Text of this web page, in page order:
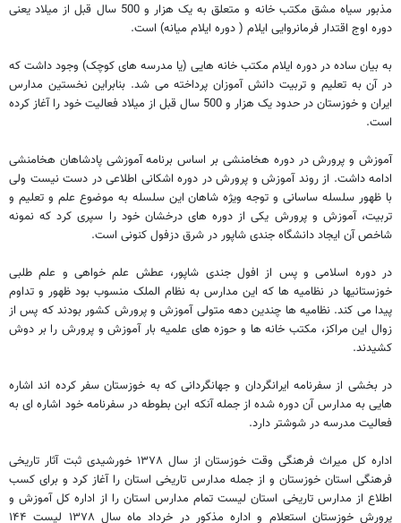
مذبور سیاه مشق مکتب خانه و متعلق به یک هزار و 500 سال قبل از میلاد یعنی
دوره اوج اقتدار فرمانروایی ایلام ( دوره ایلام میانه) است.
به بیان ساده در دوره ایلام مکتب خانه هایی (یا مدرسه های کوچک) وجود داشت که
در آن به تعلیم و تربیت دانش آموزان پرداخته می شد. بنابراین نخستین مدارس
ایران و خوزستان در حدود یک هزار و 500 سال قبل از میلاد فعالیت خود را آغاز کرده
است.
آموزش و پرورش در دوره هخامنشی بر اساس برنامه آموزشی پادشاهان هخامنشی
ادامه داشت. از روند آموزش و پرورش در دوره اشکانی اطلاعی در دست نیست ولی
با ظهور سلسله ساسانی و توجه ویژه شاهان این سلسله به موضوع علم و تعلیم و
تربیت، آموزش و پرورش یکی از دوره های درخشان خود را سپری کرد که نمونه
شاخص آن ایجاد دانشگاه جندی شاپور در شرق دزفول کنونی است.
در دوره اسلامی و پس از افول جندی شاپور، عطش علم خواهی و علم طلبی
خوزستانیها در نظامیه ها که این مدارس به نظام الملک منسوب بود ظهور و تداوم
پیدا می کند. نظامیه ها چندین دهه متولی آموزش و پرورش کشور بودند که پس از
زوال این مراکز، مکتب خانه ها و حوزه های علمیه بار آموزش و پرورش را بر دوش
کشیدند.
در بخشی از سفرنامه ایرانگردان و جهانگردانی که به خوزستان سفر کرده اند اشاره
هایی به مدارس آن دوره شده از جمله آنکه ابن بطوطه در سفرنامه خود اشاره ای به
فعالیت مدرسه در شوشتر دارد.
اداره کل میراث فرهنگی وقت خوزستان از سال ۱۳۷۸ خورشیدی ثبت آثار تاریخی
فرهنگی استان خوزستان و از جمله مدارس تاریخی استان را آغاز کرد و برای کسب
اطلاع از مدارس تاریخی استان لیست تمام مدارس استان را از اداره کل آموزش و
پرورش خوزستان استعلام و اداره مذکور در خرداد ماه سال ۱۳۷۸ لیست ۱۴۴